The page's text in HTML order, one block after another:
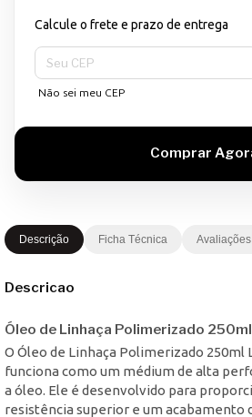
Calcule o frete e prazo de entrega
Entregas para o CEP:
Não sei meu CEP
Descrição Ficha Técnica Avaliações
Descricao
Óleo de Linhaça Polimerizado
O Óleo de Linhaça Polimerizado 250ml
funciona como um médium de alta
a óleo. Ele é desenvolvido para
resistência superior e um acabamento